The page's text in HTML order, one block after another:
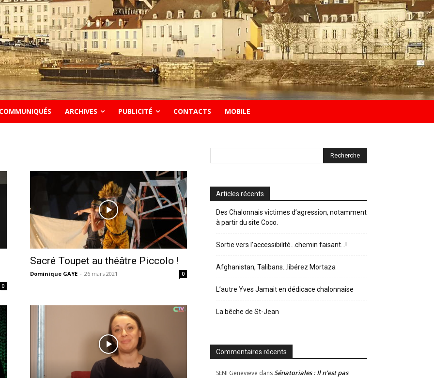
COMMUNIQUÉS ARCHIVES PUBLICITÉ CONTACTS MOBILE
0
Sacré Toupet au théâtre Piccolo !
Dominique GAYE - 26 mars 2021 0
Articles récents
Des Chalonnais victimes d’agression, notamment
à partir du site Coco.
Sortie vers l’accessibilité…chemin faisant…!
Afghanistan, Talibans…libérez Mortaza
L’autre Yves Jamait en dédicace chalonnaise
La bêche de St-Jean
Commentaires récents
SENI Genevieve dansSénatoriales : Il n’est pas